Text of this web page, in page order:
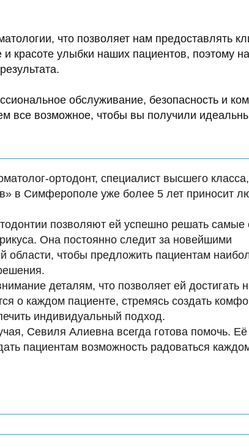
что позволяет нам предоставлять
красоте улыбки наших пациентов, поэтому
обслуживание, безопасность и
все возможное, чтобы вы получили
ортодонт, специалист высшего
в Симферополе уже более 5 лет приносит
позволяют ей успешно решать
Она постоянно следит за новейшими
области, чтобы предложить пациентам
деталям, что позволяет ей достигать
о каждом пациенте, стремясь создать
индивидуальный подход.
Севиля Алиевна всегда готова помочь.
пациентам возможность радоваться